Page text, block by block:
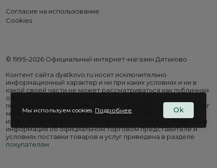
Согласие на использование
Cookies
© 1995–2026 Официальный интернет-магазин Дятьково
Контент сайта dyatkovo.ru носит исключительно
информационный характер и ни при каких условиях и ни в
какой своей части не может рассматриваться как публичная
оферта. Внешний вид, комплектация и стоимость
поставляемой продукции, а также перечень сервисных услуг
могут отличаться от представленных на сайте. Цены на
изделия варьируются в зависимости от региона. Подробная
информация об официальном торговом представителе и
условиях поставки товаров и услуг приведена в разделе
покупателям.
Мы используем cookies. Подробнее Ok